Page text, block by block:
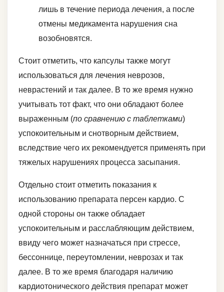
лишь в течение периода лечения, а после
отмены медикамента нарушения сна
возобновятся.
Стоит отметить, что капсулы также могут
использоваться для лечения неврозов,
неврастений и так далее. В то же время нужно
учитывать тот факт, что они обладают более
выраженным (по сравнению с таблетками)
успокоительным и снотворным действием,
вследствие чего их рекомендуется применять при
тяжелых нарушениях процесса засыпания.
Отдельно стоит отметить показания к
использованию препарата персен кардио. С
одной стороны он также обладает
успокоительным и расслабляющим действием,
ввиду чего может назначаться при стрессе,
бессоннице, переутомлении, неврозах и так
далее. В то же время благодаря наличию
кардиотонического действия препарат может